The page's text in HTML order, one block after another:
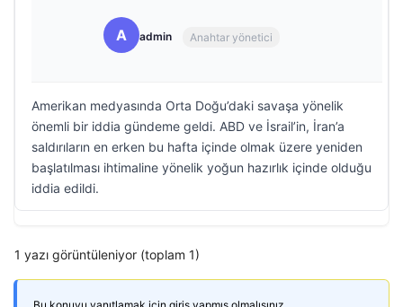
A admin Anahtar yönetici
Amerikan medyasında Orta Doğu’daki savaşa yönelik
önemli bir iddia gündeme geldi. ABD ve İsrail’in, İran’a
saldırıların en erken bu hafta içinde olmak üzere yeniden
başlatılması ihtimaline yönelik yoğun hazırlık içinde olduğu
iddia edildi.
1 yazı görüntüleniyor (toplam 1)